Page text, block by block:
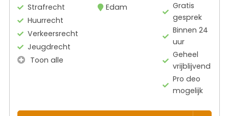
Strafrecht
Huurrecht
Verkeersrecht
Jeugdrecht
Toon alle
Edam
Gratis
gesprek
Binnen 24
uur
Geheel
vrijblijvend
Pro deo
mogelijk